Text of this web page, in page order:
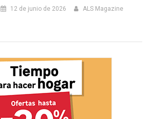
12 de junio de 2026 ALS Magazine